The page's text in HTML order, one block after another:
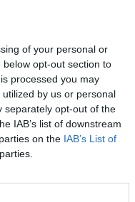
of your personal or
opt-out section to
processed you may
by us or personal
separately opt-out of the
IAB’s list of downstream
on the IAB’s List of
e
e da
que